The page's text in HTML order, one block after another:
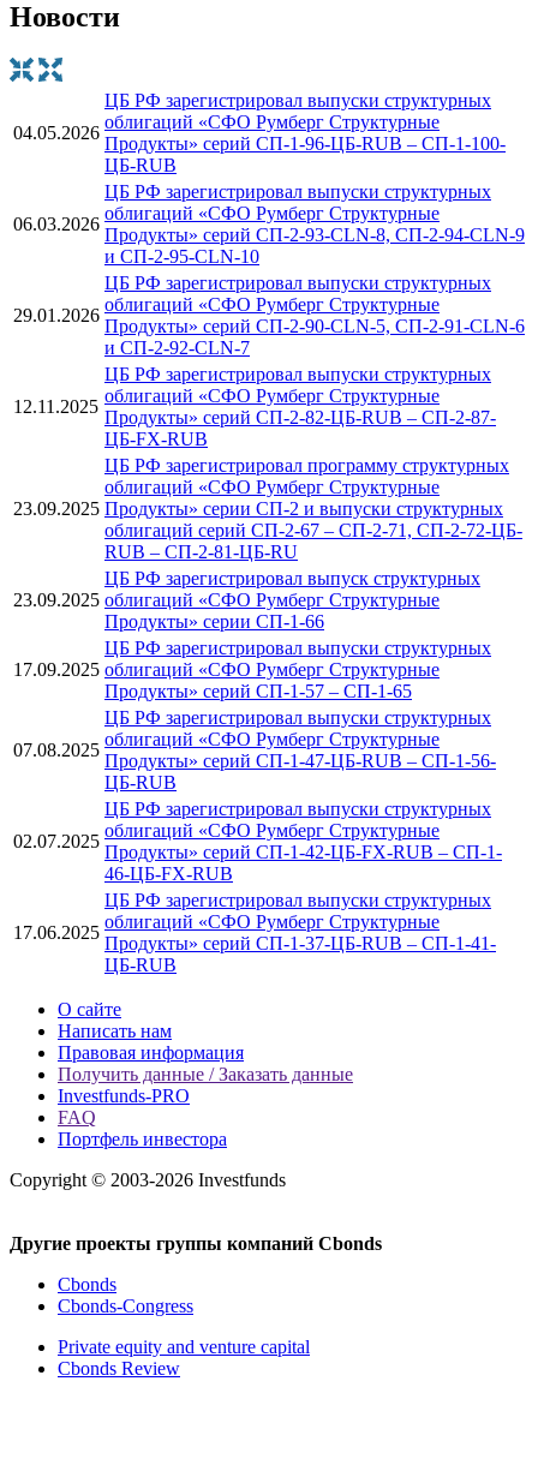
Новости
04.05.2026
ЦБ РФ зарегистрировал выпуски структурных
облигаций «СФО Румберг Структурные
Продукты» серий СП-1-96-ЦБ-RUB – СП-1-100-
ЦБ-RUB
06.03.2026
ЦБ РФ зарегистрировал выпуски структурных
облигаций «СФО Румберг Структурные
Продукты» серий СП-2-93-CLN-8, СП-2-94-CLN-9
и СП-2-95-CLN-10
29.01.2026
ЦБ РФ зарегистрировал выпуски структурных
облигаций «СФО Румберг Структурные
Продукты» серий СП-2-90-CLN-5, СП-2-91-CLN-6
и СП-2-92-CLN-7
12.11.2025
ЦБ РФ зарегистрировал выпуски структурных
облигаций «СФО Румберг Структурные
Продукты» серий СП-2-82-ЦБ-RUB – СП-2-87-
ЦБ-FX-RUB
23.09.2025
ЦБ РФ зарегистрировал программу структурных
облигаций «СФО Румберг Структурные
Продукты» серии СП-2 и выпуски структурных
облигаций серий СП-2-67 – СП-2-71, СП-2-72-ЦБ-
RUB – СП-2-81-ЦБ-RU
23.09.2025
ЦБ РФ зарегистрировал выпуск структурных
облигаций «СФО Румберг Структурные
Продукты» серии СП-1-66
17.09.2025
ЦБ РФ зарегистрировал выпуски структурных
облигаций «СФО Румберг Структурные
Продукты» серий СП-1-57 – СП-1-65
07.08.2025
ЦБ РФ зарегистрировал выпуски структурных
облигаций «СФО Румберг Структурные
Продукты» серий СП-1-47-ЦБ-RUB – СП-1-56-
ЦБ-RUB
02.07.2025
ЦБ РФ зарегистрировал выпуски структурных
облигаций «СФО Румберг Структурные
Продукты» серий СП-1-42-ЦБ-FX-RUB – СП-1-
46-ЦБ-FX-RUB
17.06.2025
ЦБ РФ зарегистрировал выпуски структурных
облигаций «СФО Румберг Структурные
Продукты» серий СП-1-37-ЦБ-RUB – СП-1-41-
ЦБ-RUB
О сайте
Написать нам
Правовая информация
Получить данные / Заказать данные
Investfunds-PRO
FAQ
Портфель инвестора
Copyright © 2003-2026 Investfunds
Другие проекты группы компаний Cbonds
Cbonds
Cbonds-Congress
Private equity and venture capital
Cbonds Review